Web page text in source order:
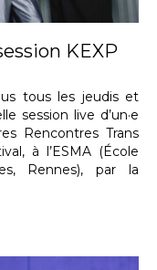
KEXP
tous les jeudis et
session live d’un·e
Rencontres Trans
à l’ESMA (École
Rennes), par la